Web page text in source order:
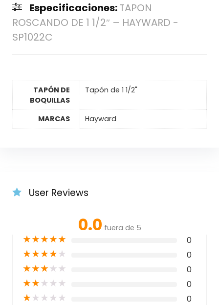
Especificaciones:TAPON
ROSCANDO DE 1 1/2″ – HAYWARD -
SP1022C
TAPÓN DE
BOQUILLAS
Tapón de 1 1/2"
MARCAS Hayward
User Reviews
0.0 fuera de 5
★★★★★ 0
★★★★★ 0
★★★★★ 0
★★★★★ 0
★★★★★ 0